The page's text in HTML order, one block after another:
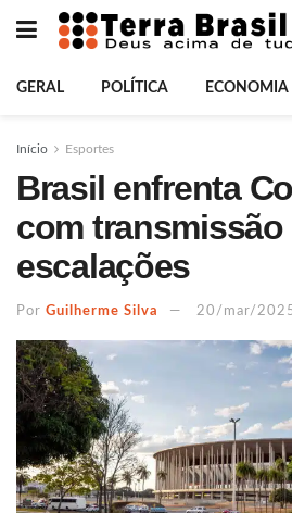
GERAL POLÍTICA ECONOMIA
Início Esportes
Brasil enfrenta
com
escalações
Por Guilherme Silva 20/mar/